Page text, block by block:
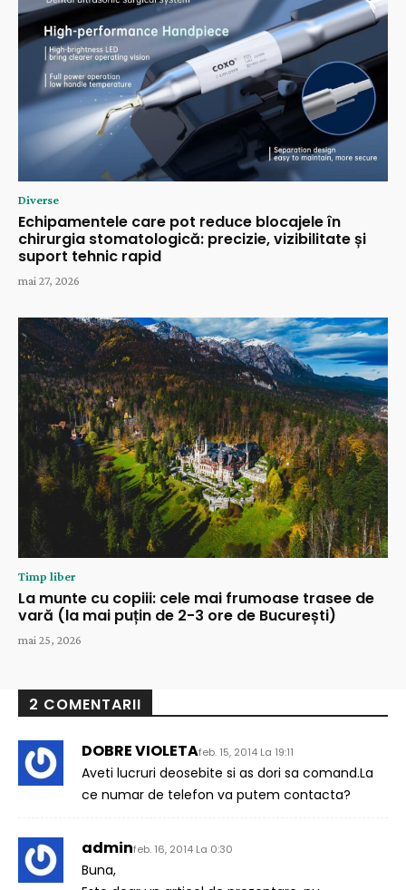
Diverse
Echipamentele care pot reduce blocajele în
chirurgia stomatologică: precizie, vizibilitate și
suport tehnic rapid
mai 27, 2026
Timp liber
La munte cu copiii: cele mai frumoase trasee de
vară (la mai puțin de 2-3 ore de București)
mai 25, 2026
2 COMENTARII
DOBRE VIOLETAfeb. 15, 2014 La 19:11
Aveti lucruri deosebite si as dori sa comand.La
ce numar de telefon va putem contacta?
adminfeb. 16, 2014 La 0:30
Buna,